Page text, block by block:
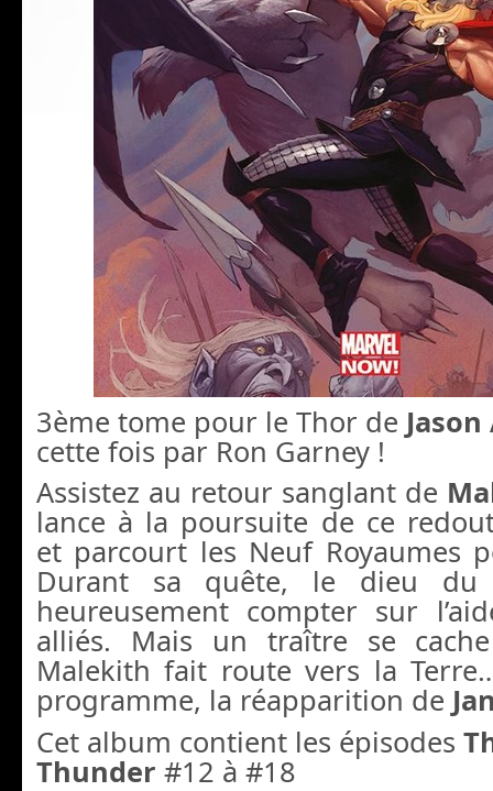
3ème tome pour le Thor de
cette fois par Ron Garney !
Assistez au retour sanglant de
lance à la poursuite de ce
et parcourt les Neuf Royaumes
Durant sa quête, le dieu du
heureusement compter sur
alliés. Mais un traître se
Malekith fait route vers la
programme, la réapparition de
Cet album contient les épisodes
Thunder #12 à #18